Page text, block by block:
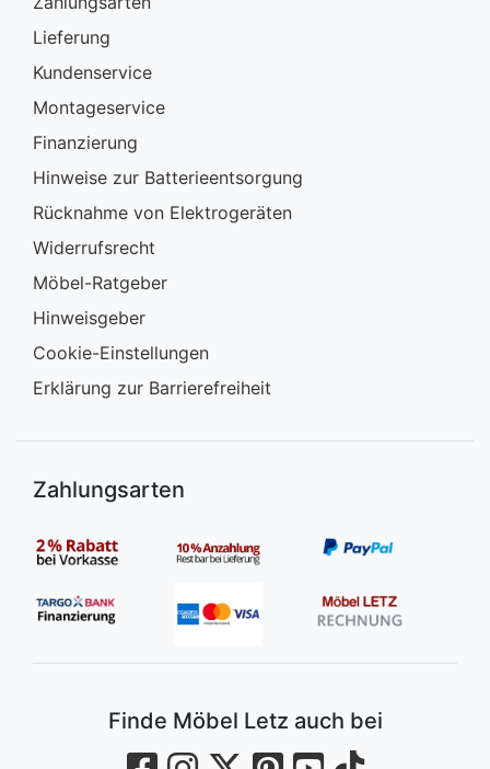
Lieferung
Kundenservice
Montageservice
Finanzierung
Hinweise zur Batterieentsorgung
Rücknahme von Elektrogeräten
Widerrufsrecht
Möbel-Ratgeber
Hinweisgeber
Cookie-Einstellungen
Erklärung zur Barrierefreiheit
Zahlungsarten
Finde Möbel Letz auch bei